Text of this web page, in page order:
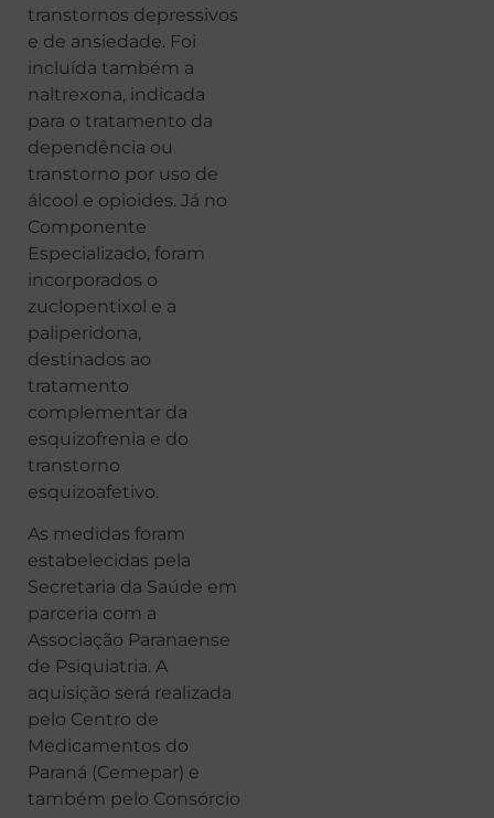
transtornos depressivos
e de ansiedade. Foi
incluída também a
naltrexona, indicada
para o tratamento da
dependência ou
transtorno por uso de
álcool e opioides. Já no
Componente
Especializado, foram
incorporados o
zuclopentixol e a
paliperidona,
destinados ao
tratamento
complementar da
esquizofrenia e do
transtorno
esquizoafetivo.
As medidas foram
estabelecidas pela
Secretaria da Saúde em
parceria com a
Associação Paranaense
de Psiquiatria. A
aquisição será realizada
pelo Centro de
Medicamentos do
Paraná (Cemepar) e
também pelo Consórcio